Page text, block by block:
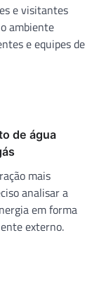
e visitantes
ambiente
e equipes de
de água
mais
analisar a
em forma
externo.